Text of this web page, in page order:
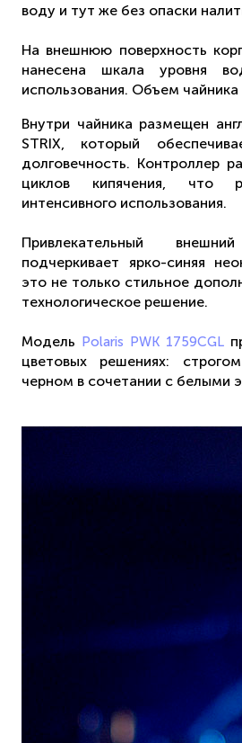
воду и тут же без опаски
На внешнюю поверхность
нанесена шкала уровня
использования. Объем чайника
Внутри чайника размещен
STRIX, который
долговечность. Контроллер
циклов кипячения, что
интенсивного использования.
Привлекательный
подчеркивает ярко-синяя
это не только стильное
технологическое решение.
Модель Polaris PWK 1759CGL
цветовых решениях:
черном в сочетании с белыми